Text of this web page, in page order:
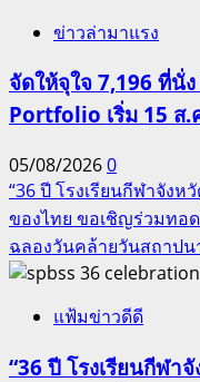
ข่าวล่ามาแรง
จัดให้จุใจ 7,196 ที่นั่
Portfolio เริ่ม 15 ส.
05/08/20260
“36 ปี โรงเรียนกีฬาจัง
ของไทย ขอเชิญร่วมทอ
ฉลองวันคล้ายวันสถาปน
แฟ้มข่าวดีดี
“36 ปี โรงเรียนกีฬา